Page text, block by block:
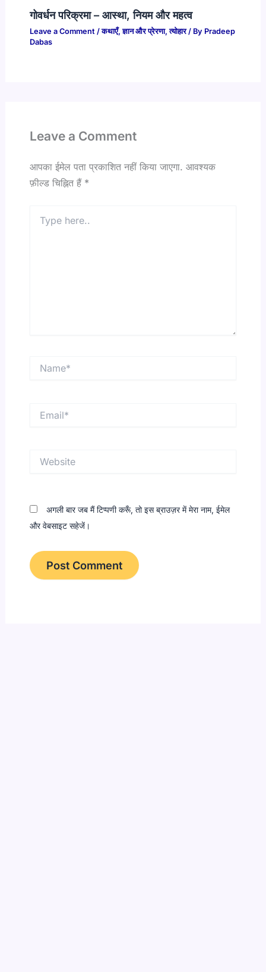
गोवर्धन परिक्रमा – आस्था, नियम और महत्व
Leave a Comment /कथाएँ,ज्ञान और प्रेरणा,त्योहार/ By Pradeep
Dabas
Leave a Comment
आपका ईमेल पता प्रकाशित नहीं किया जाएगा. आवश्यक
फ़ील्ड चिह्नित हैं *
here..
अगली बार जब मैं टिप्पणी करूँ, तो इस ब्राउज़र में मेरा नाम, ईमेल
और वेबसाइट सहेजें।